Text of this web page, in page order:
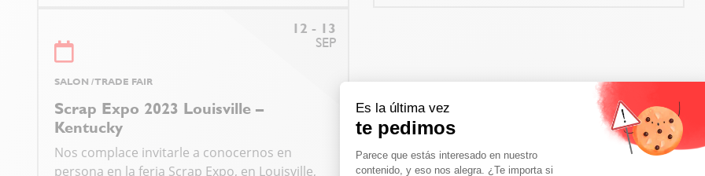
12 - 13
SEP
SALON / TRADE FAIR
Scrap Expo 2023 Louisville –
Kentucky
Nos complace invitarle a conocernos en
persona en la feria Scrap Expo, en Louisville,
Es la última vez
te pedimos
Plataforma de Gestión de
Parece que estás interesado en nuestro
contenido, y eso nos alegra. ¿Te importa si